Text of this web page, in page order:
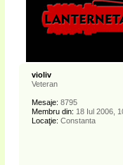
violiv
Veteran
Mesaje: 8795
Membru din: 18 Iul 2006,
Locaţie: Constanta